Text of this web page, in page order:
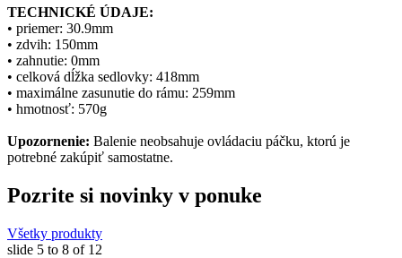
TECHNICKÉ ÚDAJE:
• priemer: 30.9mm
• zdvih: 150mm
• zahnutie: 0mm
• celková dĺžka sedlovky: 418mm
• maximálne zasunutie do rámu: 259mm
• hmotnosť: 570g
Upozornenie: Balenie neobsahuje ovládaciu páčku, ktorú je
potrebné zakúpiť samostatne.
Pozrite si novinky v ponuke
Všetky produkty
slide 5 to 8 of 12